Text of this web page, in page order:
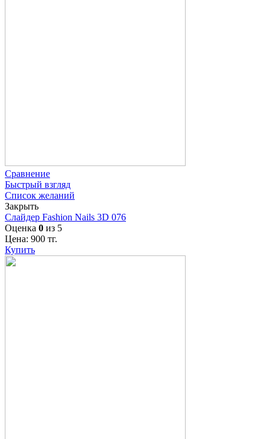
Сравнение
Быстрый взгляд
Список желаний
Закрыть
Слайдер Fashion Nails 3D 076
Оценка 0 из 5
Цена: 900 тг.
Купить